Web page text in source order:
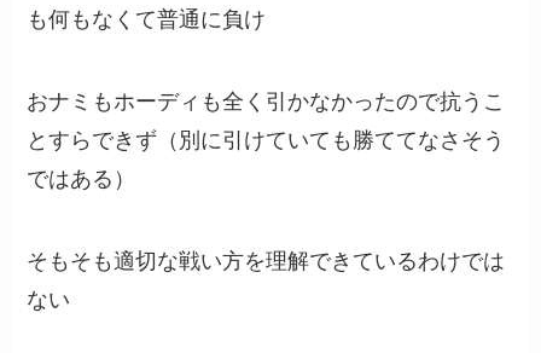
も何もなくて普通に負け
おナミもホーディも全く引かなかったので抗うこ
とすらできず（別に引けていても勝ててなさそう
ではある）
そもそも適切な戦い方を理解できているわけでは
ない